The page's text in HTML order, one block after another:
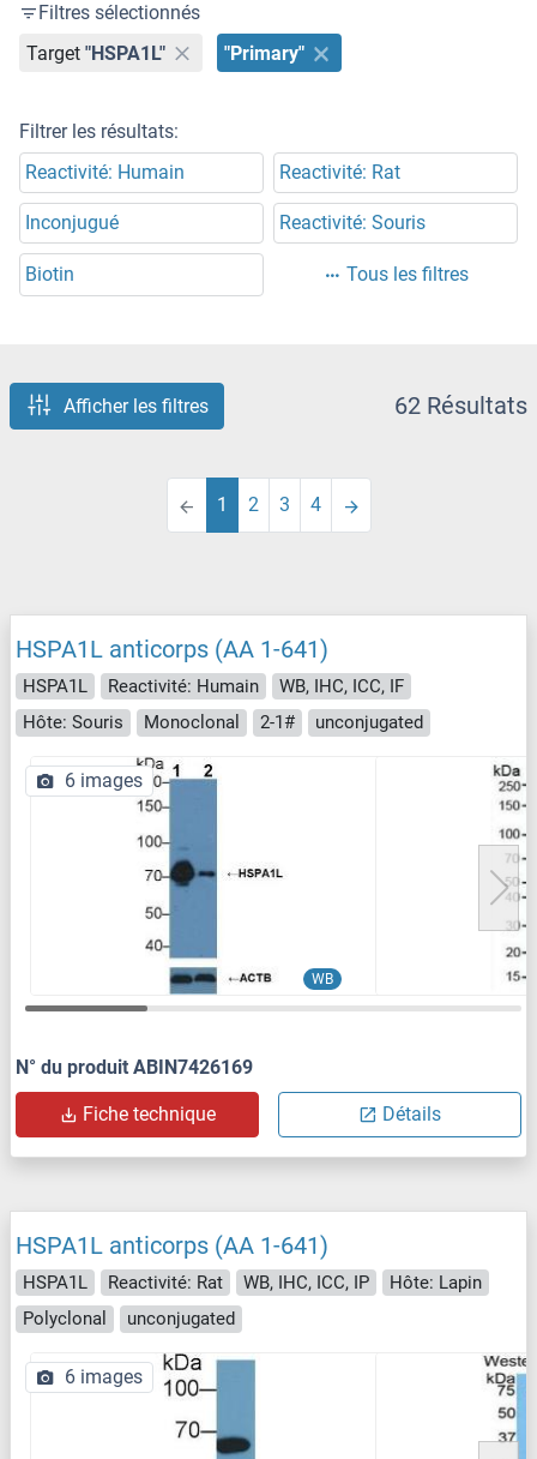
Filtres sélectionnés
Target "HSPA1L" "Primary"
Filtrer les résultats:
Reactivité: Humain
Reactivité: Rat
Inconjugué Reactivité: Souris
Biotin Tous les filtres
Afficher les filtres 62 Résultats
1 2 3 4
HSPA1L anticorps (AA 1-641)
HSPA1L Reactivité: Humain
WB, IHC, ICC, IF
Hôte: Souris
Monoclonal 2-1# unconjugated
WB
6 images
N° du produit ABIN7426169
Fiche technique Détails
HSPA1L anticorps (AA 1-641)
HSPA1L Reactivité: Rat WB, IHC, ICC, IP
Hôte: Lapin
Polyclonal
unconjugated
6 images